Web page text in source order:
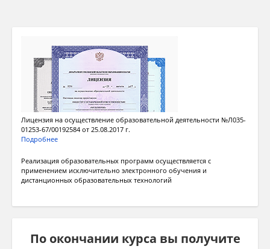
Лицензия на осуществление образовательной деятельности №Л035-
01253-67/00192584 от 25.08.2017 г.
Подробнее
Реализация образовательных программ осуществляется с
применением исключительно электронного обучения и
дистанционных образовательных технологий
По окончании курса вы получите